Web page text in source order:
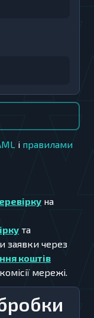
і правилами
на
та
заявки через
коштів
мережі.